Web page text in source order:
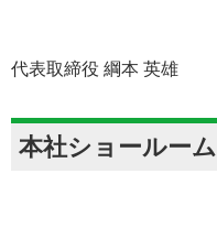
代表取締役 綱本 英雄
本社ショールー